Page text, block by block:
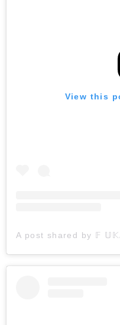
View this